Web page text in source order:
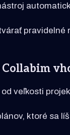
Collabim
veľkosti
ktoré sa